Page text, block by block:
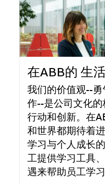
在ABB的 生活
我们的价值观--
作--是公司文化
行动和创新。在
和世界都期待着
学习与个人成长
工提供学习工具
遇来帮助员工学